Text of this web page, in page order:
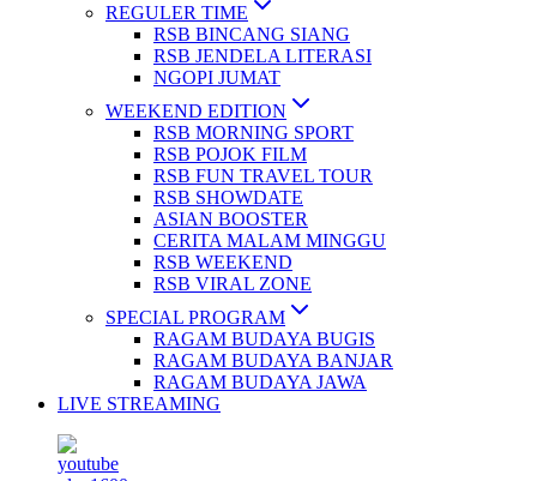
REGULER TIME
RSB BINCANG SIANG
RSB JENDELA LITERASI
NGOPI JUMAT
WEEKEND EDITION
RSB MORNING SPORT
RSB POJOK FILM
RSB FUN TRAVEL TOUR
RSB SHOWDATE
ASIAN BOOSTER
CERITA MALAM MINGGU
RSB WEEKEND
RSB VIRAL ZONE
SPECIAL PROGRAM
RAGAM BUDAYA BUGIS
RAGAM BUDAYA BANJAR
RAGAM BUDAYA JAWA
LIVE STREAMING